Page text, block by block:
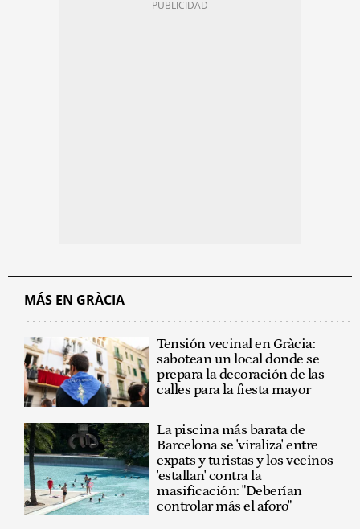
MÁS EN GRÀCIA
Tensión vecinal en Gràcia:
sabotean un local donde se
prepara la decoración de las
calles para la fiesta mayor
La piscina más barata de
Barcelona se 'viraliza' entre
expats y turistas y los vecinos
'estallan' contra la
masificación: "Deberían
controlar más el aforo"